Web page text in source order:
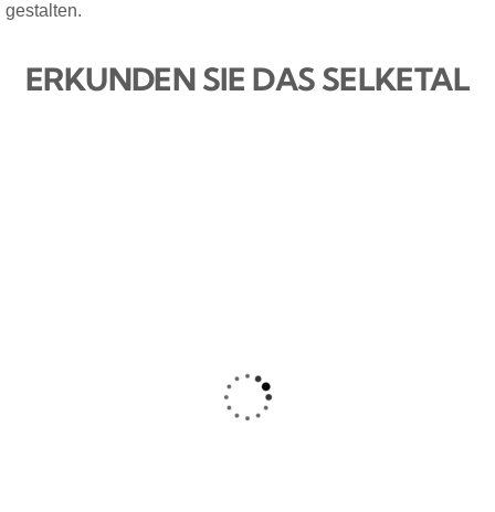
gestalten.
ERKUNDEN SIE DAS SELKETAL